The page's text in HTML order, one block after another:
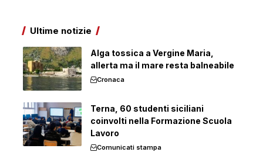
Ultime notizie
Alga tossica a Vergine Maria,
allerta ma il mare resta balneabile
Cronaca
Terna, 60 studenti siciliani
coinvolti nella Formazione Scuola
Lavoro
Comunicati stampa